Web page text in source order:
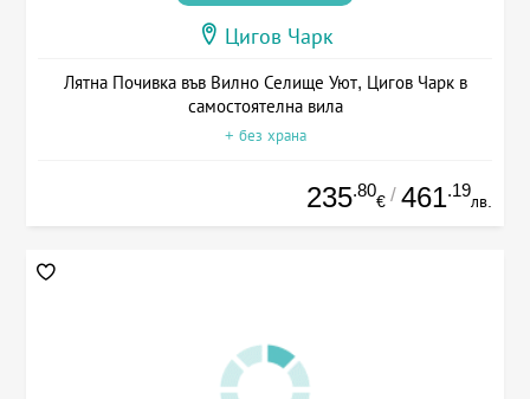
Цигов Чарк
Лятна Почивка във Вилно Селище Уют, Цигов Чарк в
самостоятелна вила
+ без храна
235.80
€ / 461.19
лв.